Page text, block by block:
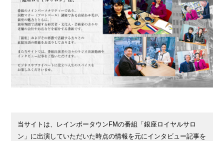
当サイトは、レインボータウンFMの番組「銀座ロイヤルサロ
ン」に出演していただいた時点の情報を元にインタビュー記事を